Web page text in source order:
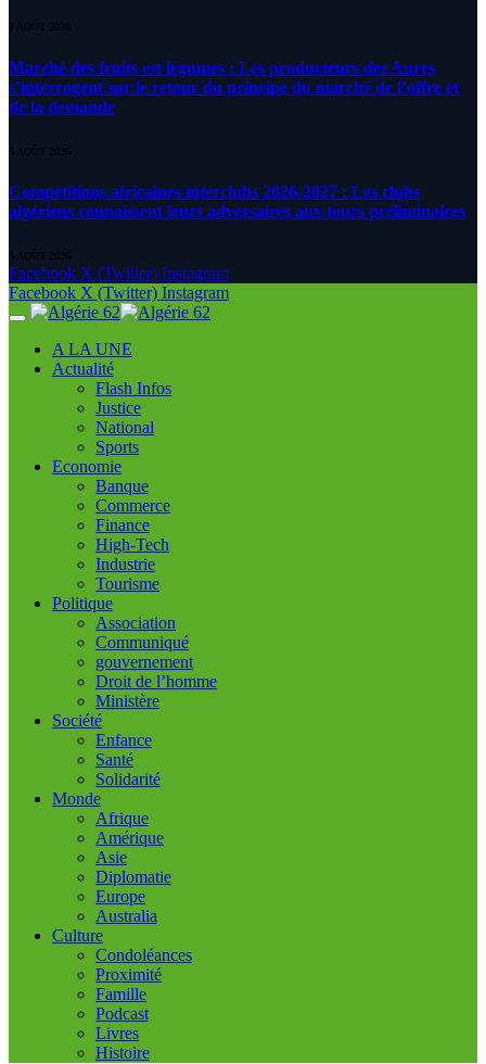
7 AOÛT 2026
Marché des fruits est légumes : Les producteurs des Aures
s’interrogent sur le retour du principe du marché de l’offre et
de la demande
6 AOÛT 2026
Compétitions africaines interclubs 2026-2027 : Les clubs
algériens connaissent leurs adversaires aux tours préliminaires
6 AOÛT 2026
Facebook X (Twitter) Instagram
Facebook X (Twitter) Instagram
A LA UNE
Actualité
Flash Infos
Justice
National
Sports
Economie
Banque
Commerce
Finance
High-Tech
Industrie
Tourisme
Politique
Association
Communiqué
gouvernement
Droit de l’homme
Ministère
Société
Enfance
Santé
Solidarité
Monde
Afrique
Amérique
Asie
Diplomatie
Europe
Australia
Culture
Condoléances
Proximité
Famille
Podcast
Livres
Histoire